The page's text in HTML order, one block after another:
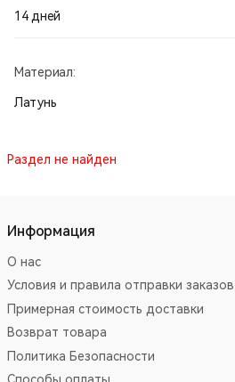
14 дней
Материал:
Латунь
Раздел не найден
Информация
О нас
Условия и правила отправки заказов
Примерная стоимость доставки
Возврат товара
Политика Безопасности